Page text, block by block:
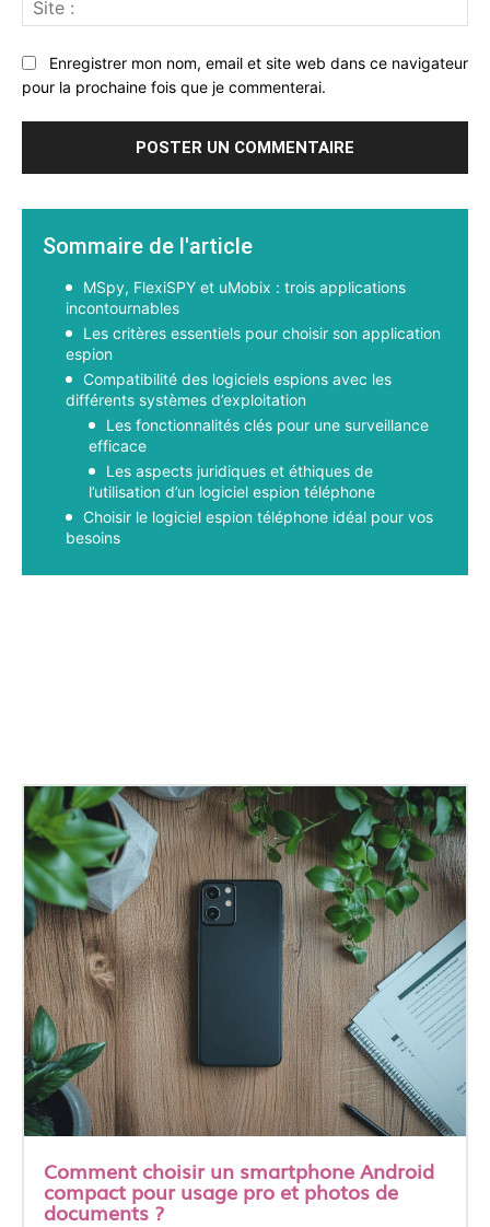
:
Enregistrer mon nom, email et site web dans ce navigateur
pour la prochaine fois que je commenterai.
Sommaire de l'article
MSpy, FlexiSPY et uMobix : trois applications
incontournables
Les critères essentiels pour choisir son application
espion
Compatibilité des logiciels espions avec les
différents systèmes d’exploitation
Les fonctionnalités clés pour une surveillance
efficace
Les aspects juridiques et éthiques de
l’utilisation d’un logiciel espion téléphone
Choisir le logiciel espion téléphone idéal pour vos
besoins
Comment choisir un smartphone Android
compact pour usage pro et photos de
documents ?